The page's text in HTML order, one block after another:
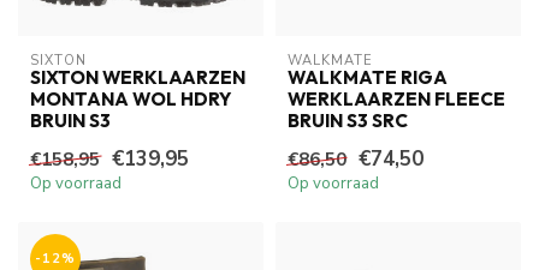
SIXTON
SIXTON WERKLAARZEN
MONTANA WOL HDRY
BRUIN S3
€158,95 €139,95
Op voorraad
WALKMATE
WALKMATE RIGA
WERKLAARZEN FLEECE
BRUIN S3 SRC
€86,50 €74,50
Op voorraad
-12%